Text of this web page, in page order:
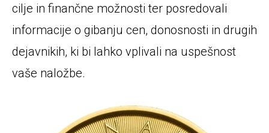
cilje in finančne možnosti ter posredovali
informacije o gibanju cen, donosnosti in drugih
dejavnikih, ki bi lahko vplivali na uspešnost
vaše naložbe.